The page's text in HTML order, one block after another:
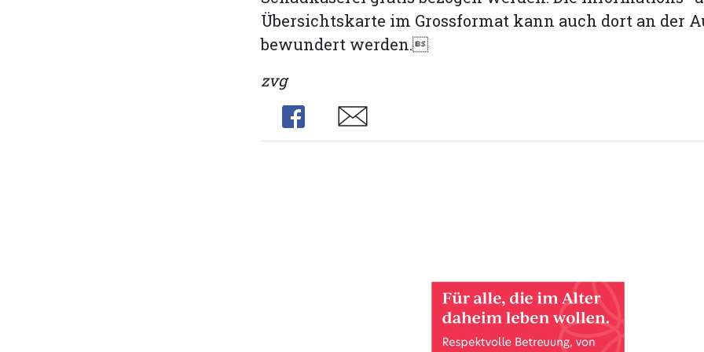
Übersichtskarte im Grossformat kann auch dort an der
bewundert werden.
zvg
Share
Share